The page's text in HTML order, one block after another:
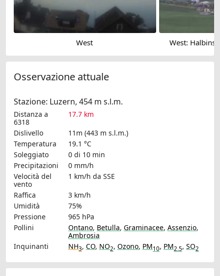
West West:
Osservazione attuale
Stazione: Luzern, 454 m s.l.m.
Distanza a
6318
17.7 km
Dislivello
11m (443 m s.l.m.)
Temperatura
19.1 °C
Soleggiato
0 di 10 min
Precipitazioni
0 mm/h
Velocità del
vento
1 km/h da SSE
Raffica
3 km/h
Umidità
75%
Pressione
965 hPa
Pollini
Ontano, Betulla, Graminacee, Assenzio,
Ambrosia
Inquinanti
NH3, CO, NO2, Ozono, PM10, PM2.5, SO2